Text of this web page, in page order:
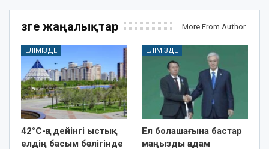
Өзге жаңалықтар More From Author
ЕЛІМІЗДЕ
42°C-қа дейінгі ыстық:
елдің басым бөлігінде
ЕЛІМІЗДЕ
Ел болашағына бастар
маңызды қадам